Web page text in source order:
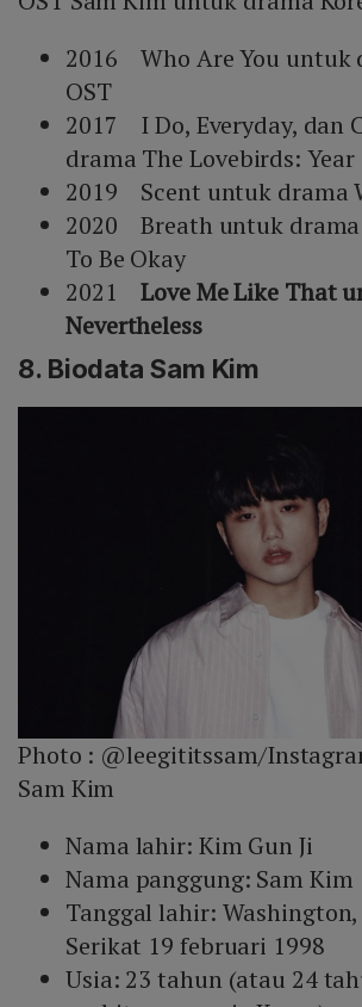
2016 Who Are You untuk
OST
2017 I Do, Everyday, dan
drama The Lovebirds: Year
2019 Scent untuk drama
2020 Breath untuk drama
To Be Okay
2021
Love Me Like That
Nevertheless
8. Biodata Sam Kim
Photo : @leegititssam/
Sam Kim
Nama lahir: Kim Gun Ji
Nama panggung: Sam Kim
Tanggal lahir:
Serikat 19 februari 1998
Usia: 23 tahun (atau 24